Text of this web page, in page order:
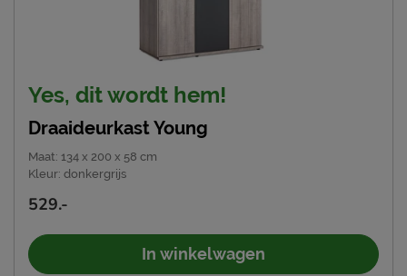
Yes, dit wordt hem!
Draaideurkast Young
Maat: 134 x 200 x 58 cm
Kleur: donkergrijs
529.-
In winkelwagen